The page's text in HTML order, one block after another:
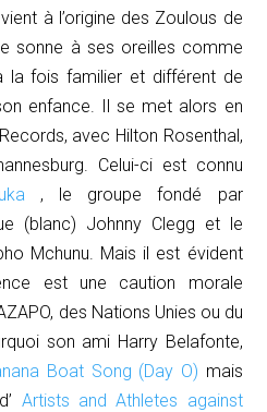
à l’origine des Zoulous de
sonne à ses oreilles comme
la fois familier et différent de
enfance. Il se met alors en
avec Hilton Rosenthal,
Celui-ci est connu
, le groupe fondé par
(blanc) Johnny Clegg et le
Mchunu. Mais il est évident
est une caution morale
des Nations Unies ou du
son ami Harry Belafonte,
Boat Song (Day O) mais
Artists and Athletes against